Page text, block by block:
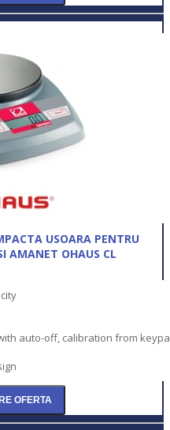
USOARA PENTRU
AMANET OHAUS CL
auto-off, calibration from